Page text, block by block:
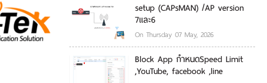
setup (CAPsMAN) /AP version
7และ6
On Thursday 07 May, 2026
Block App กำหนดSpeed Limit
,YouTube, facebook ,line